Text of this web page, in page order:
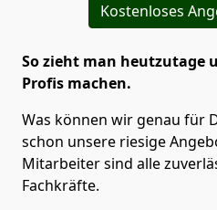
Kostenloses
So zieht man heutzutage
Profis machen.
Was können wir genau für
schon unsere riesige
Mitarbeiter sind alle
Fachkräfte.